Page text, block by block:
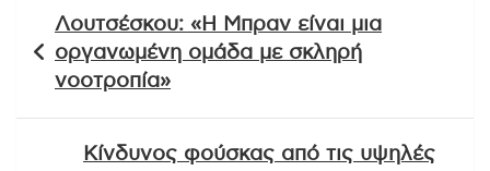
άρθρων
Λουτσέσκου: «Η Μπραν είναι μια
οργανωμένη ομάδα με σκληρή
νοοτροπία»
Κίνδυνος φούσκας από τις υψηλές